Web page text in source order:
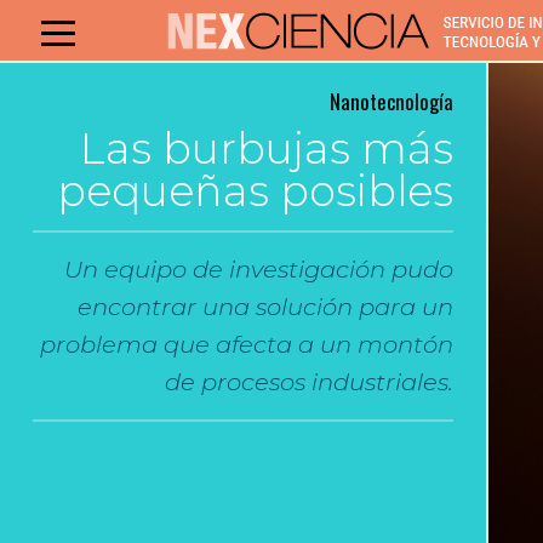
Nanotecnología
Las burbujas más
pequeñas posibles
Un equipo de investigación pudo
encontrar una solución para un
problema que afecta a un montón
de procesos industriales.